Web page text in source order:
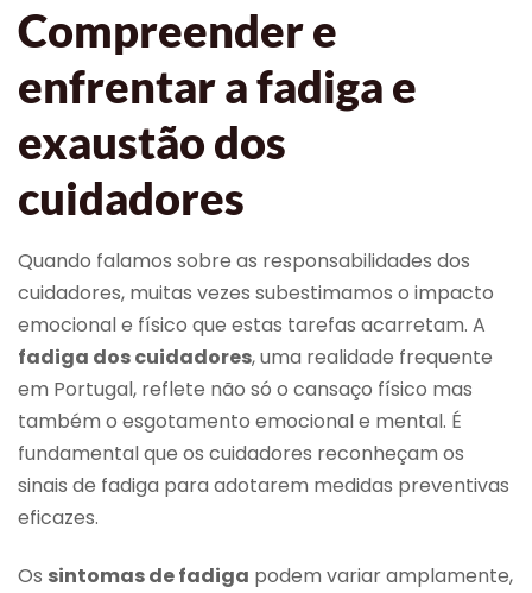
Compreender e
enfrentar a fadiga e
exaustão dos
cuidadores
Quando falamos sobre as responsabilidades dos
cuidadores, muitas vezes subestimamos o impacto
emocional e físico que estas tarefas acarretam. A
fadiga dos cuidadores, uma realidade frequente
em Portugal, reflete não só o cansaço físico mas
também o esgotamento emocional e mental. É
fundamental que os cuidadores reconheçam os
sinais de fadiga para adotarem medidas preventivas
eficazes.
Os sintomas de fadiga podem variar amplamente,